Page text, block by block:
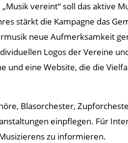
vereint“ soll das aktive
stärkt die Kampagne das
neue Aufmerksamkeit
Logos der Vereine
und eine Website, die die
Blasorchester,
einpflegen. Für
zu informieren.